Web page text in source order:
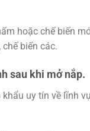
hoặc chế biến
biến các.
sau khi mở nắp.
uy tín về lĩnh